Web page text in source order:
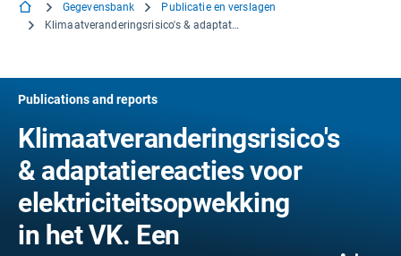
Gegevensbank
Publicatie en verslagen
Klimaatveranderingsrisico's & adaptatiereacties voor elektriciteitsopwekking in het VK. Een sectoroverzicht 2015.
Publications and reports
Klimaatveranderingsrisico's
& adaptatiereacties voor
elektriciteitsopwekking
in het VK. Een